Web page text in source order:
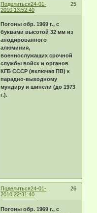
Поделиться 25
24-01-
2010 13:52:40
Погоны обр. 1969 г., с
буквами высотой 32 мм из
анодированного
алюминия,
военнослужащих срочной
службы войск и органов
КГБ СССР (включая ПВ) к
парадно-выходному
мундиру и шинели (до 1973
г.).
Поделиться 26
24-01-
2010 22:31:40
Погоны обр. 1969 г., с